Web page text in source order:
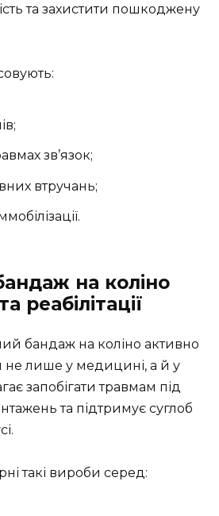
та захистити пошкоджену
зв’язок;
втручань;
на коліно
реабілітації
бандаж на коліно активно
не лише у медицині, а й у
запобігати травмам під
та підтримує суглоб
такі вироби серед: